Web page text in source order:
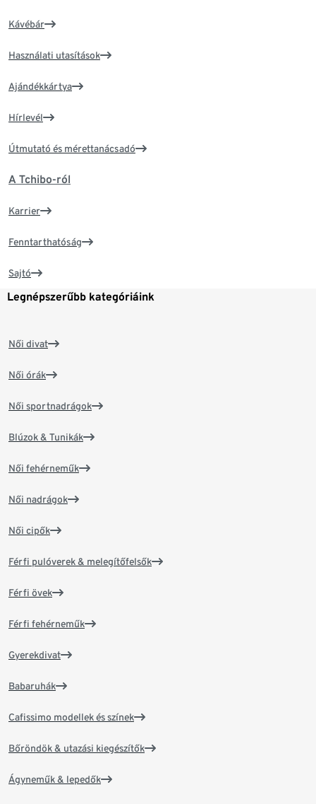
Kávébár
Használati utasítások
Ajándékkártya
Hírlevél
Útmutató és mérettanácsadó
A Tchibo-ról
Karrier
Fenntarthatóság
Sajtó
Legnépszerűbb kategóriáink
Női divat
Női órák
Női sportnadrágok
Blúzok & Tunikák
Női fehérneműk
Női nadrágok
Női cipők
Férfi pulóverek & melegítőfelsők
Férfi övek
Férfi fehérneműk
Gyerekdivat
Babaruhák
Cafissimo modellek és színek
Bőröndök & utazási kiegészítők
Ágyneműk & lepedők